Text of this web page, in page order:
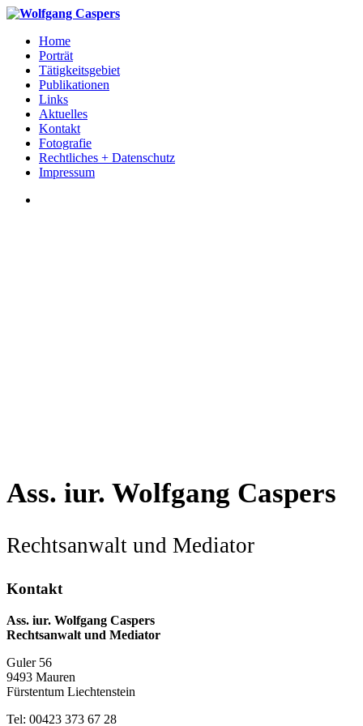
Home
Porträt
Tätigkeitsgebiet
Publikationen
Links
Aktuelles
Kontakt
Fotografie
Rechtliches + Datenschutz
Impressum
Ass. iur. Wolfgang Caspers
Rechtsanwalt und Mediator
Kontakt
Ass. iur. Wolfgang Caspers
Rechtsanwalt und Mediator
Guler 56
9493 Mauren
Fürstentum Liechtenstein
Tel: 00423 373 67 28